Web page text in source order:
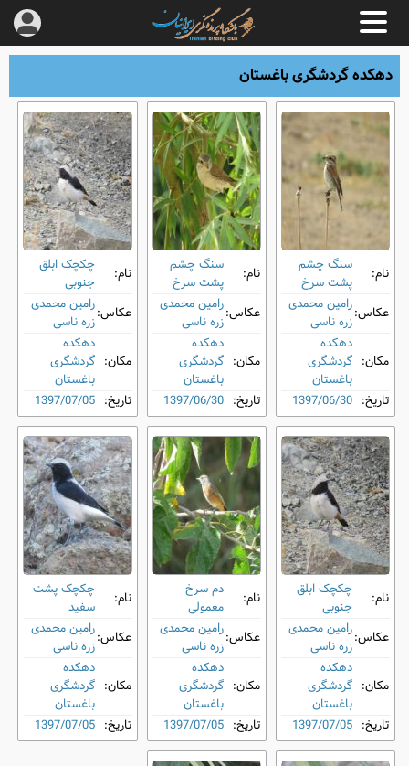
دهکده گردشگری باغستان
نام:
سنگ ‌چشم
پشت‌ سرخ
عکاس:رامین محمدی
زره ناسی
مکان:
دهکده
گردشگری
باغستان
تاریخ: 1397/06/30
نام:
سنگ ‌چشم
پشت‌ سرخ
عکاس:رامین محمدی
زره ناسی
مکان:
دهکده
گردشگری
باغستان
تاریخ: 1397/06/30
نام:
چکچک ابلق
جنوبی
عکاس:رامین محمدی
زره ناسی
مکان:
دهکده
گردشگری
باغستان
تاریخ: 1397/07/05
نام:
چکچک ابلق
جنوبی
عکاس:رامین محمدی
زره ناسی
مکان:
دهکده
گردشگری
باغستان
تاریخ: 1397/07/05
نام:
دم‌ سرخ
معمولی
عکاس:رامین محمدی
زره ناسی
مکان:
دهکده
گردشگری
باغستان
تاریخ: 1397/07/05
نام:
چکچک پشت‌
سفید
عکاس:رامین محمدی
زره ناسی
مکان:
دهکده
گردشگری
باغستان
تاریخ: 1397/07/05